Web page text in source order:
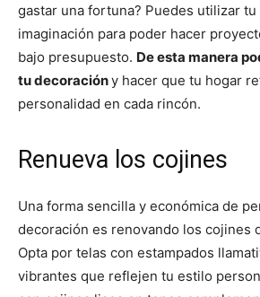
r
i
r
e
n
t
t
e
r
)
r
i
r
e
n
o
o
k
r
r
e
n
r
e
s
t
gastar una fortuna? Puedes utilizar
imaginación para poder hacer
bajo presupuesto. De esta manera
tu decoracióny hacer que tu hogar
personalidad en cada rincón.
Renueva los cojines
Una forma sencilla y económica de
decoración es renovando los cojines
Opta por telas con estampados
vibrantes que reflejen tu estilo